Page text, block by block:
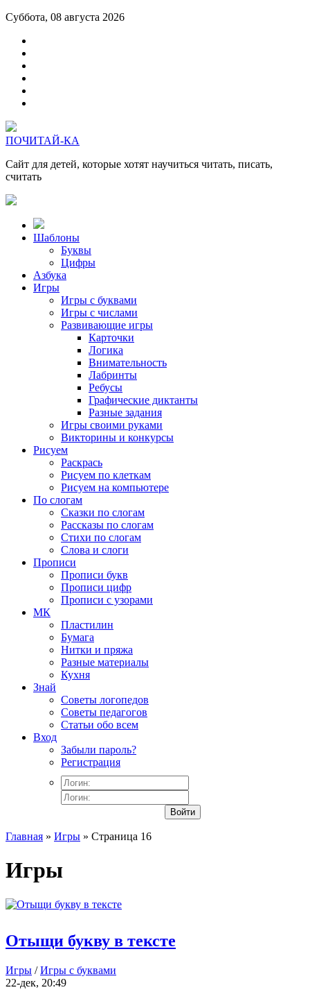
Суббота, 08 августа 2026
ПОЧИТАЙ-КА
Сайт для детей, которые хотят научиться читать, писать,
считать
Шаблоны
Буквы
Цифры
Азбука
Игры
Игры с буквами
Игры с числами
Развивающие игры
Карточки
Логика
Внимательность
Лабринты
Ребусы
Графические диктанты
Разные задания
Игры своими руками
Викторины и конкурсы
Рисуем
Раскрась
Рисуем по клеткам
Рисуем на компьютере
По слогам
Сказки по слогам
Рассказы по слогам
Стихи по слогам
Слова и слоги
Прописи
Прописи букв
Прописи цифр
Прописи с узорами
МК
Пластилин
Бумага
Нитки и пряжа
Разные материалы
Кухня
Знай
Советы логопедов
Советы педагогов
Статьи обо всем
Вход
Забыли пароль?
Регистрация
Войти
Главная » Игры » Страница 16
Игры
Отыщи букву в тексте
Игры /Игры с буквами
22-дек, 20:49